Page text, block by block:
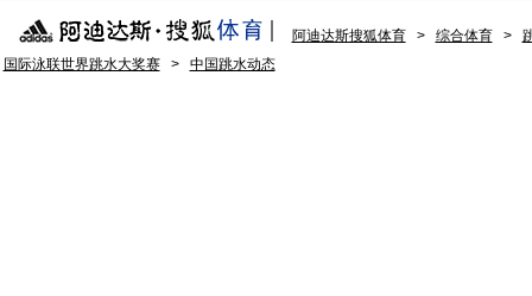
阿迪达斯搜狐体育 > 综合体育 >
国际泳联世界跳水大奖赛
> 中国跳水动态